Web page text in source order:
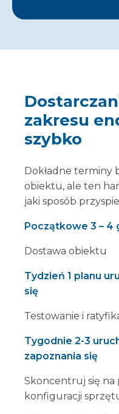
zakresu
szybko
Dokładne terminy
obiektu, ale ten
jaki sposób
Początkowe 3 – 4
Dostawa obiektu
Tydzień 1 planu
się
Testowanie i
Tygodnie 2-3
zapoznania się
Skoncentruj się na
konfiguracji